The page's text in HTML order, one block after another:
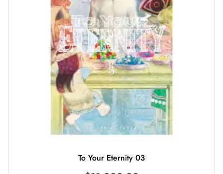
To Your Eternity 03